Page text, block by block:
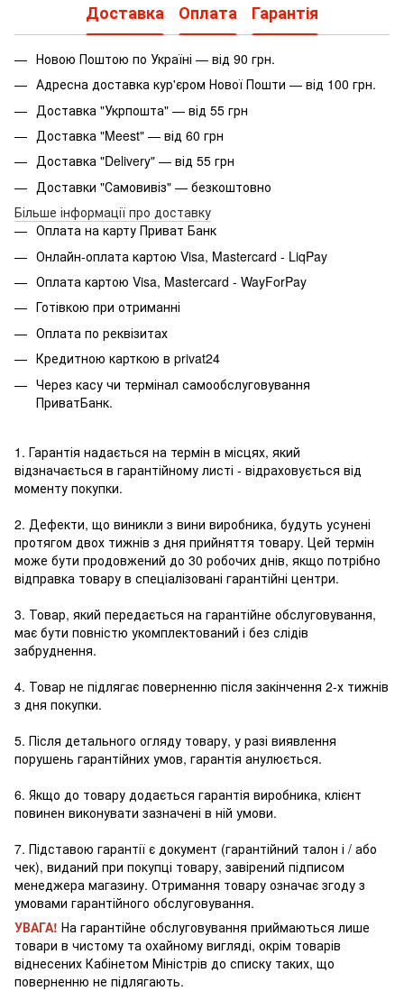
Доставка Оплата Гарантія
Новою Поштою по Україні — від 90 грн.
Адресна доставка кур'єром Нової Пошти — від 100 грн.
Доставка "Укрпошта" — від 55 грн
Доставка "Meest" — від 60 грн
Доставка "Delivery" — від 55 грн
Доставки "Самовивіз" — безкоштовно
Більше інформації про доставку
Оплата на карту Приват Банк
Онлайн-оплата картою Visa, Mastercard - LiqPay
Оплата картою Visa, Mastercard - WayForPay
Готівкою при отриманні
Оплата по реквізитах
Кредитною карткою в privat24
Через касу чи термінал самообслуговування
ПриватБанк.
1. Гарантія надається на термін в місцях, який
відзначається в гарантійному листі - відраховується від
моменту покупки.
2. Дефекти, що виникли з вини виробника, будуть усунені
протягом двох тижнів з дня прийняття товару. Цей термін
може бути продовжений до 30 робочих днів, якщо потрібно
відправка товару в спеціалізовані гарантійні центри.
3. Товар, який передається на гарантійне обслуговування,
має бути повністю укомплектований і без слідів
забруднення.
4. Товар не підлягає поверненню після закінчення 2-х тижнів
з дня покупки.
5. Після детального огляду товару, у разі виявлення
порушень гарантійних умов, гарантія анулюється.
6. Якщо до товару додається гарантія виробника, клієнт
повинен виконувати зазначені в ній умови.
7. Підставою гарантії є документ (гарантійний талон і / або
чек), виданий при покупці товару, завірений підписом
менеджера магазину. Отримання товару означає згоду з
умовами гарантійного обслуговування.
УВАГА! На гарантійне обслуговування приймаються лише
товари в чистому та охайному вигляді, окрім товарів
віднесених Кабінетом Міністрів до списку таких, що
поверненню не підлягають.